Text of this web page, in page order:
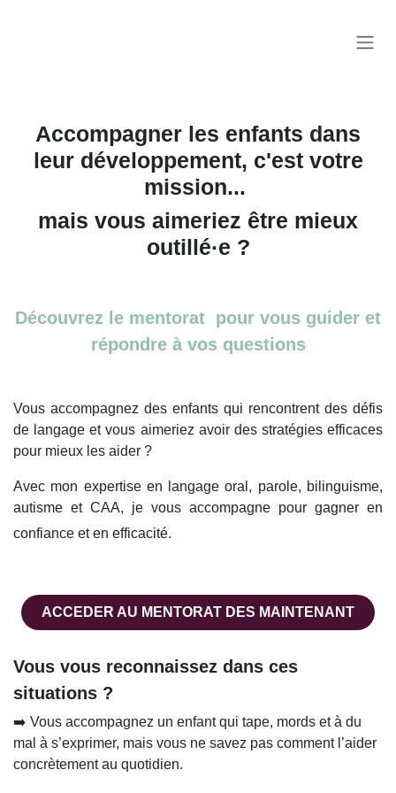
Accompagner les enfants dans
leur développement, c'est votre
mission...
mais vous aimeriez être mieux
outillé·e ?
Découvrez le mentorat pour vous guider et
répondre à vos questions
Vous accompagnez des enfants qui rencontrent des
défis de langage et vous aimeriez avoir des stratégies
efficaces pour mieux les aider ?
Avec mon expertise en langage oral, parole,
bilinguisme, autisme et CAA, je vous accompagne pour
gagner en confiance et en efficacité.
ACCEDER AU MENTORAT​​​​ DES MAINTENANT
Vous vous reconnaissez dans ces
situations ?
➡️ Vous accompagnez un enfant qui tape, mords et à du
mal à s’exprimer, mais vous ne savez pas comment
l’aider concrètement au quotidien.